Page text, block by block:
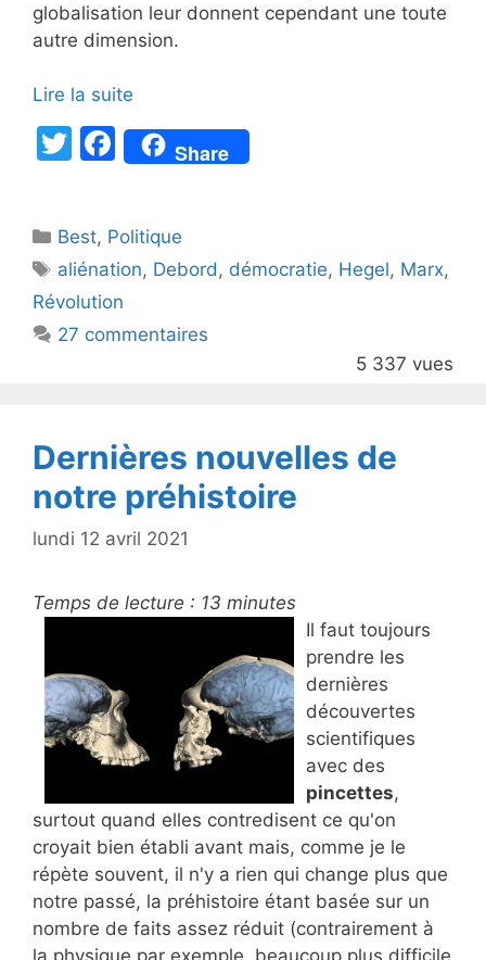
globalisation leur donnent cependant une toute
autre dimension.
Lire la suite
T
er
F
a
e
b
o
o
Share
Catégories
Best, Politique
Étiquettes
aliénation, Debord, démocratie, Hegel, Marx,
Révolution
27 commentaires
5 337 vues
Dernières nouvelles de
notre préhistoire
lundi 12 avril 2021
Temps de lecture : 13 minutes
Il faut toujours
prendre les
dernières
découvertes
scientifiques
avec des
pincettes,
surtout quand elles contredisent ce qu'on
croyait bien établi avant mais, comme je le
répète souvent, il n'y a rien qui change plus que
notre passé, la préhistoire étant basée sur un
nombre de faits assez réduit (contrairement à
la physique par exemple, beaucoup plus difficile